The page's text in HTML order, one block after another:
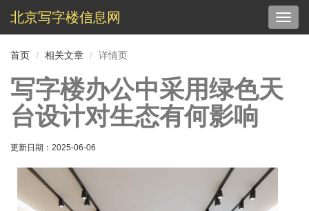
切
换
北京写字楼信息网
首页 相关文章 详情页
写字楼办公中采用绿色天
台设计对生态有何影响
更新日期： 2025-06-06